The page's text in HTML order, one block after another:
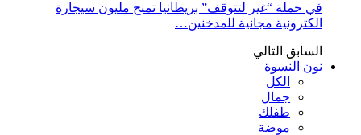
في حملة “غير لتتوقف” بريطانيا تمنح مليون سيجارة
الكترونية مجانية للمدخنين…
السابق التالي
نون النسوة
الكل
جمال
طفلك
موضة